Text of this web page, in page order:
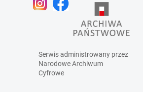
Serwis administrowany przez
Narodowe Archiwum
Cyfrowe